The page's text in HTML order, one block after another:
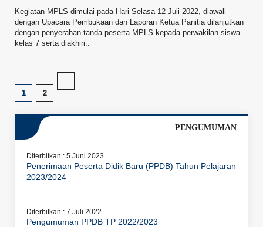
Kegiatan MPLS dimulai pada Hari Selasa 12 Juli 2022, diawali
dengan Upacara Pembukaan dan Laporan Ketua Panitia dilanjutkan
dengan penyerahan tanda peserta MPLS kepada perwakilan siswa
kelas 7 serta diakhiri..
1 2
PENGUMUMAN
Diterbitkan : 5 Juni 2023
Penerimaan Peserta Didik Baru (PPDB) Tahun Pelajaran
2023/2024
Diterbitkan : 7 Juli 2022
Pengumuman PPDB TP 2022/2023